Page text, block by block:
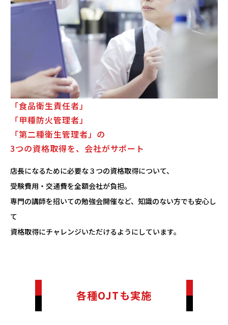
「食品衛生責任者」
「甲種防火管理者」
「第二種衛生管理者」の
3つの資格取得を、会社がサポート
店長になるために必要な３つの資格取得について、
受験費用・交通費を全額会社が負担。
専門の講師を招いての勉強会開催など、知識のない方でも安心し
て
資格取得にチャレンジいただけるようにしています。
各種OJTも実施